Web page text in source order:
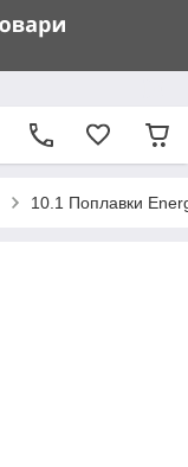
10.1 Поплавки